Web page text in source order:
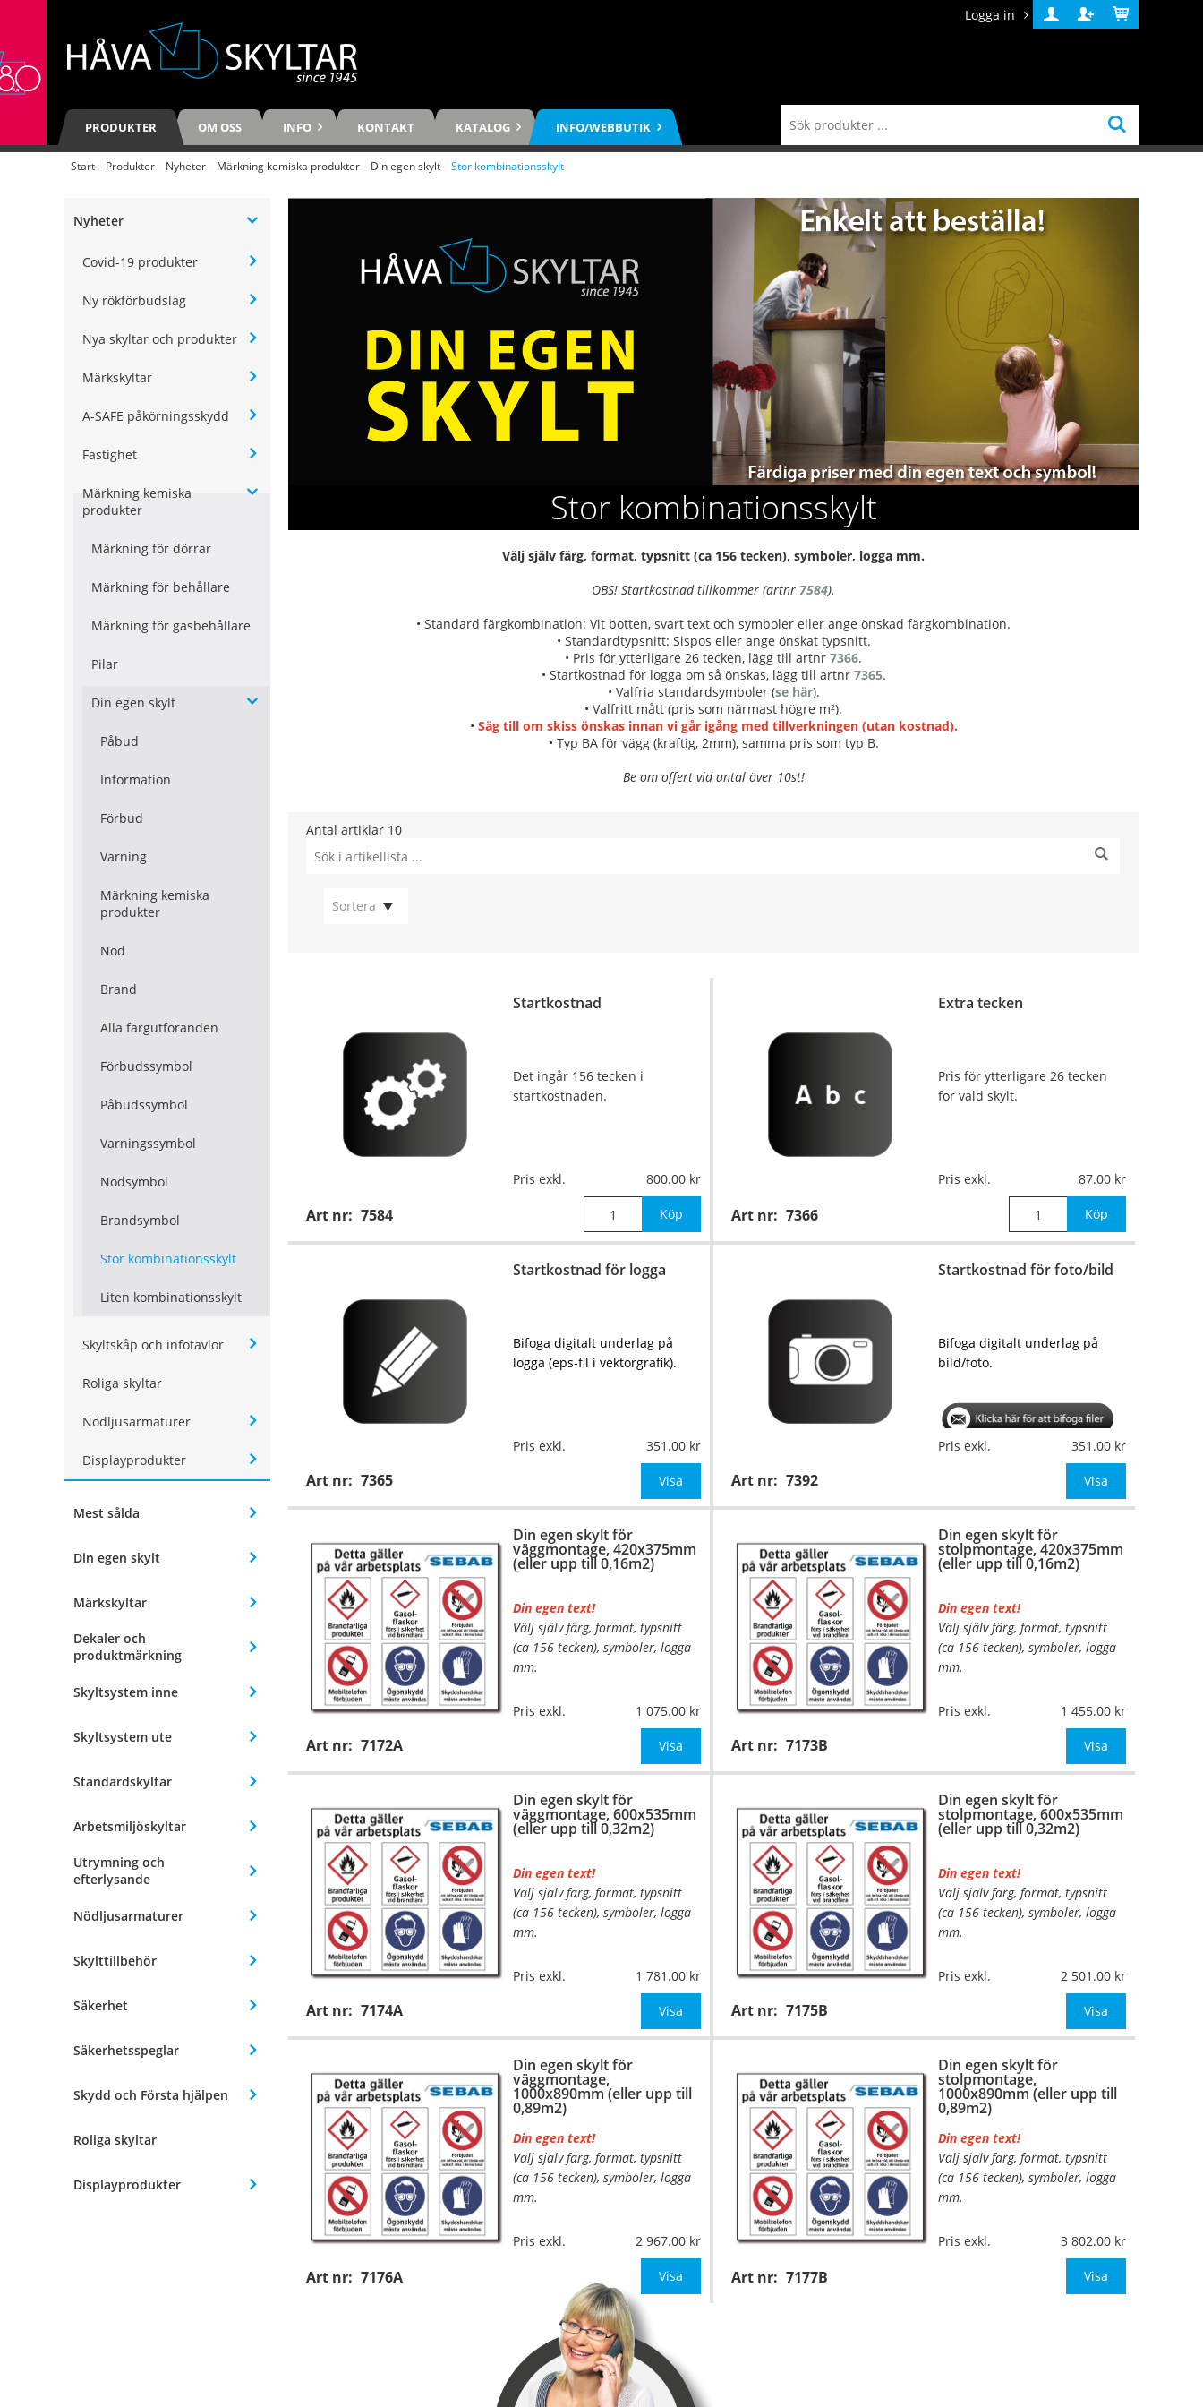
Logga in
Logga
in
Skapa
konto
Varukorg
PRODUKTER OM OSS INFO KONTAKT KATALOG INFO/WEBBUTIK
Start Produkter Nyheter Märkning kemiska produkter Din egen skylt Stor kombinationsskylt
Nyheter
Covid-19 produkter
Ny rökförbudslag
Nya skyltar och produkter
Märkskyltar
A-SAFE påkörningsskydd
Fastighet
Märkning kemiska
produkter
Märkning för dörrar
Märkning för behållare
Märkning för gasbehållare
Pilar
Din egen skylt
Påbud
Information
Förbud
Varning
Märkning kemiska
produkter
Nöd
Brand
Alla färgutföranden
Förbudssymbol
Påbudssymbol
Varningssymbol
Nödsymbol
Brandsymbol
Stor kombinationsskylt
Liten kombinationsskylt
Skyltskåp och infotavlor
Roliga skyltar
Nödljusarmaturer
Displayprodukter
Mest sålda
Din egen skylt
Märkskyltar
Dekaler och
produktmärkning
Skyltsystem inne
Skyltsystem ute
Standardskyltar
Arbetsmiljöskyltar
Utrymning och
efterlysande
Nödljusarmaturer
Skylttillbehör
Säkerhet
Säkerhetsspeglar
Skydd och Första hjälpen
Roliga skyltar
Displayprodukter
Stor kombinationsskylt
Välj själv färg, format, typsnitt (ca 156 tecken), symboler, logga mm.
OBS! Startkostnad tillkommer (artnr 7584).
• Standard färgkombination: Vit botten, svart text och symboler eller ange önskad färgkombination.
• Standardtypsnitt: Sispos eller ange önskat typsnitt.
• Pris för ytterligare 26 tecken, lägg till artnr 7366.
• Startkostnad för logga om så önskas, lägg till artnr 7365.
• Valfria standardsymboler (se här).
• Valfritt mått (pris som närmast högre m²).
• Säg till om skiss önskas innan vi går igång med tillverkningen (utan kostnad).
• Typ BA för vägg (kraftig, 2mm), samma pris som typ B.
Be om offert vid antal över 10st!
Antal artiklar 10
Sortera
Startkostnad
Art nr: 7584
Det ingår 156 tecken i
startkostnaden.
Pris exkl. 800.00
Köp
Extra tecken
Art nr: 7366
Pris för ytterligare 26 tecken
för vald skylt.
Pris exkl. 87.00
Köp
Startkostnad för logga
Art nr: 7365
Bifoga digitalt underlag på
logga (eps-fil i vektorgrafik).
Pris exkl. 351.00
Visa
Startkostnad för foto/bild
Art nr: 7392
Bifoga digitalt underlag på
bild/foto.
Pris exkl. 351.00
Visa
Din egen skylt för
väggmontage, 420x375mm
(eller upp till 0,16m2)
Art nr: 7172A
Din egen text!
Välj själv färg, format, typsnitt
(ca 156 tecken), symboler, logga
mm.
Material:
Plan aluminium,
0,7mm (väggmontage)
420x375mm (eller annat
Be om offert vid anta
Pris exkl. 1 075.00
Visa
Din egen skylt för
stolpmontage, 420x375mm
(eller upp till 0,16m2)
Art nr: 7173B
Din egen text!
Välj själv färg, format, typsnitt
(ca 156 tecken), symboler, logga
mm.
Material:
Kantvikt aluminium,
420x375mm (eller annat
Be om offert vid a
Pris exkl. 1 455.00
Visa
Din egen skylt för
väggmontage, 600x535mm
(eller upp till 0,32m2)
Art nr: 7174A
Din egen text!
Välj själv färg, format, typsnitt
(ca 156 tecken), symboler, logga
mm.
Material:
Plan aluminium,
0,7mm (väggmontage)
600x535mm (eller annat
Be om offert vid anta
Pris exkl. 1 781.00
Visa
Din egen skylt för
stolpmontage, 600x535mm
(eller upp till 0,32m2)
Art nr: 7175B
Din egen text!
Välj själv färg, format, typsnitt
(ca 156 tecken), symboler, logga
mm.
Material:
Kantvikt aluminium,
600x535mm (eller annat
Be om offert vid a
Pris exkl. 2 501.00
Visa
Din egen skylt för
väggmontage,
1000x890mm (eller upp till
0,89m2)
Art nr: 7176A
Din egen text!
Välj själv färg, format, typsnitt
(ca 156 tecken), symboler, logga
mm.
Material:
Plan aluminium,
0,7mm (väggmontage)
1000x890mm (eller
annat mått upp till 0,89m²)
Be om offert vid ant
Pris exkl. 2 967.00
Visa
Din egen skylt för
stolpmontage,
1000x890mm (eller upp till
0,89m2)
Art nr: 7177B
Din egen text!
Välj själv färg, format, typsnitt
(ca 156 tecken), symboler, logga
mm.
Material:
Kantvikt aluminium,
1000x890mm (eller
annat mått upp till 0,89m²)
Pris exkl. 3 802.00
Visa